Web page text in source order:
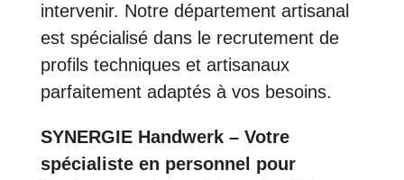
intervenir. Notre département artisanal
est spécialisé dans le recrutement de
profils techniques et artisanaux
parfaitement adaptés à vos besoins.
SYNERGIE Handwerk – Votre
spécialiste en personnel pour